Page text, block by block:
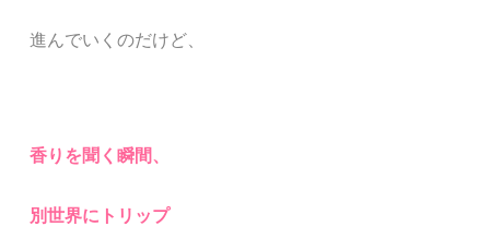
進んでいくのだけど、
香りを聞く瞬間、
別世界にトリップ